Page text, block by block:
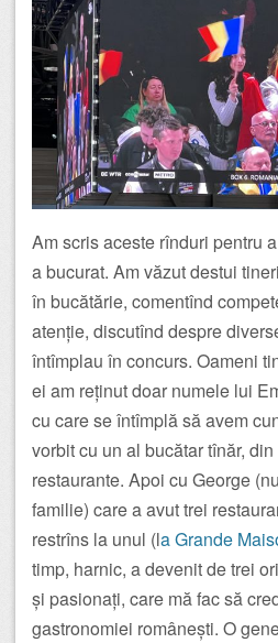
Am scris aceste rînduri pentru
a bucurat. Am văzut destui
în bucătărie, comentînd
atenție, discutînd despre
întîmplau în concurs. Oameni
ei am reținut doar numele lui
cu care se întîmplă să avem
vorbit cu un al bucătar tînăr,
restaurante. Apoi cu George
familie) care a avut trei
restrîns la unul (la Grande
timp, harnic, a devenit de trei
și pasionați, care mă fac să
gastronomiei românești. O